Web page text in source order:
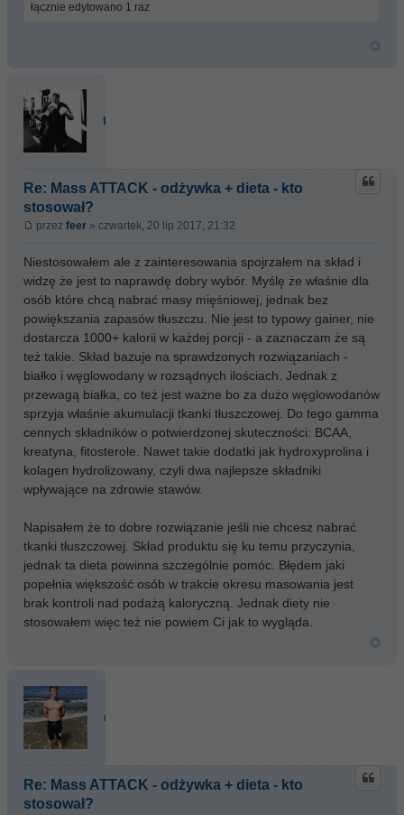
łącznie edytowano 1 raz
feer
Re: Mass ATTACK - odżywka + dieta - kto
stosował?
przez feer » czwartek, 20 lip 2017, 21:32
Niestosowałem ale z zainteresowania spojrzałem na skład i
widzę że jest to naprawdę dobry wybór. Myślę że właśnie dla
osób które chcą nabrać masy mięśniowej, jednak bez
powiększania zapasów tłuszczu. Nie jest to typowy gainer, nie
dostarcza 1000+ kalorii w każdej porcji - a zaznaczam że są
też takie. Skład bazuje na sprawdzonych rozwiązaniach -
białko i węglowodany w rozsądnych ilościach. Jednak z
przewagą białka, co też jest ważne bo za dużo węglowodanów
sprzyja właśnie akumulacji tkanki tłuszczowej. Do tego gamma
cennych składników o potwierdzonej skuteczności: BCAA,
kreatyna, fitosterole. Nawet takie dodatki jak hydroxyprolina i
kolagen hydrolizowany, czyli dwa najlepsze składniki
wpływające na zdrowie stawów.
Napisałem że to dobre rozwiązanie jeśli nie chcesz nabrać
tkanki tłuszczowej. Skład produktu się ku temu przyczynia,
jednak ta dieta powinna szczególnie pomóc. Błędem jaki
popełnia większość osób w trakcie okresu masowania jest
brak kontroli nad podażą kaloryczną. Jednak diety nie
stosowałem więc też nie powiem Ci jak to wygląda.
nosleep
Re: Mass ATTACK - odżywka + dieta - kto
stosował?